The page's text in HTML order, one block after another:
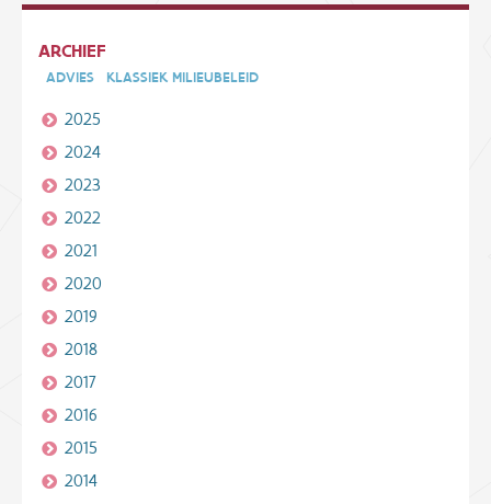
ARCHIEF
ADVIES KLASSIEK MILIEUBELEID
2025
2024
2023
2022
2021
2020
2019
2018
2017
2016
2015
2014